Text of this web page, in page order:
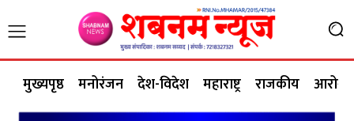
मुख्यपृष्ठ मनोरंजन देश-विदेश महाराष्ट्र राजकीय आरोग्य